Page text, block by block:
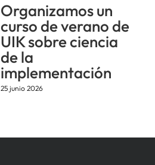
Organizamos un
curso de verano de
UIK sobre ciencia
de la
implementación
25 junio 2026